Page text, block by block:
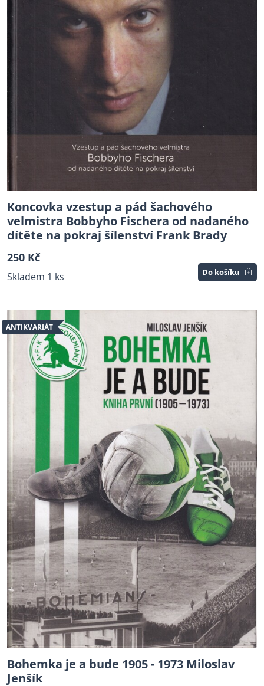
Koncovka vzestup a pád šachového
velmistra Bobbyho Fischera od nadaného
dítěte na pokraj šílenství Frank Brady
250 Kč
Skladem 1 ks Do košíku
ANTIKVARIÁT
Bohemka je a bude 1905 - 1973 Miloslav
Jenšík